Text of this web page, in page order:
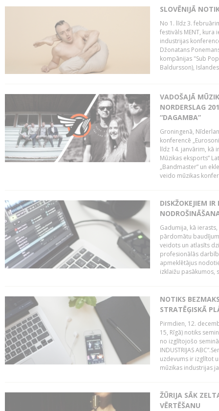
SLOVĒNIJĀ
No 1. līdz 3.
festivāls MENT, kura
industrijas
Džonatans
kompānijas "Sub
Baldursson),
VADOŠAJĀ
NORDERSLAG
“DAGAMBA”
Groningenā,
konferencē
līdz 14. janvārim, kā
Mūzikas eksports”
„Bandmaster” un
veido mūzikas
DISKŽOKEJIEM
Gadumija, kā
pārdomātu
veidots un atlasīts
profesionālās
apmeklētājus
izklaižu pasākumos,
NOTIKS
STRATĒĢISKĀ
Pirmdien, 12.
15, Rīgā) notiks
no izglītojošo
INDUSTRIJAS
uzdevums ir izglītot
mūzikas industrijas
ŽŪRIJA SĀK
VĒRTĒŠANU